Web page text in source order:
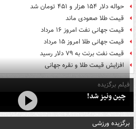
حواله دلار ۱۵۴ هزار و ۴۵۱ تومان شد
قیمت طلا صعودی ماند
قیمت جهانی نفت امروز ۱۶ مرداد
قیمت جهانی طلا امروز ۱۵ مرداد
قیمت نفت برنت به ۷۹ دلار رسید
افزایش قیمت طلا و نقره جهانی
فیلم برگزیده
چین ونیز شد!
برگزیده ورزشی